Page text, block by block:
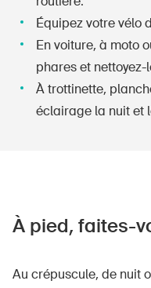
Équipez votre vélo
En voiture, à moto
phares et
À trottinette,
éclairage la nuit et
À pied, faites-
Au crépuscule, de nuit